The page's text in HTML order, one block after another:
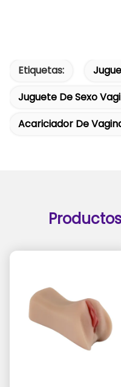
Etiquetas:
Juguete De Sexo
Acariciador De